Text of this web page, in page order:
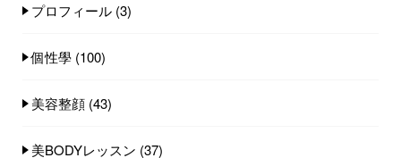
プロフィール (3)
個性學 (100)
美容整顔 (43)
美BODYレッスン (37)